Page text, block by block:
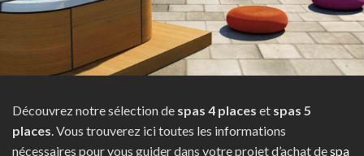
Découvrez notre sélection de spas 4 places et spas 5
places. Vous trouverez ici toutes les informations
nécessaires pour vous guider dans votre projet d’achat despa